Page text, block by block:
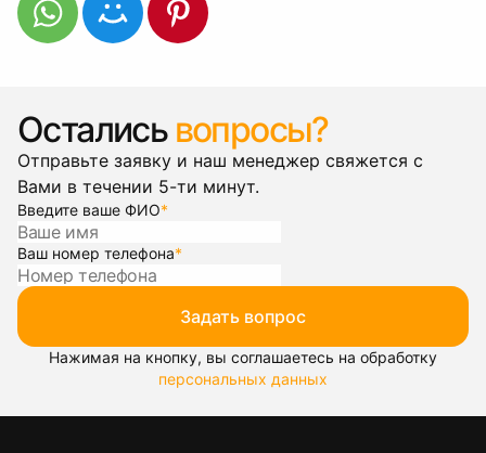
Остались вопросы?
Отправьте заявку и наш менеджер свяжется с
Вами в течении 5-ти минут.
Введите ваше ФИО*
Ваш номер телефона*
Задать вопрос
Нажимая на кнопку, вы соглашаетесь на обработку
персональных данных